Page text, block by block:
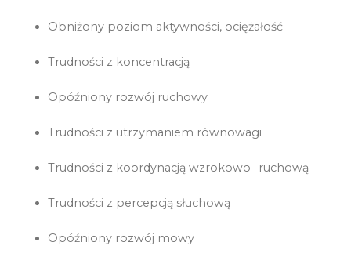
Obniżony poziom aktywności, ociężałość
Trudności z koncentracją
Opóźniony rozwój ruchowy
Trudności z utrzymaniem równowagi
Trudności z koordynacją wzrokowo- ruchową
Trudności z percepcją słuchową
Opóźniony rozwój mowy